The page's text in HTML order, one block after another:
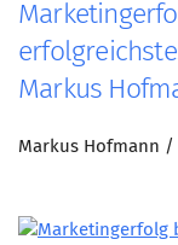
MITGLIEDSCHAFT
Mitglied werden
Markus
Markus Hofmann /